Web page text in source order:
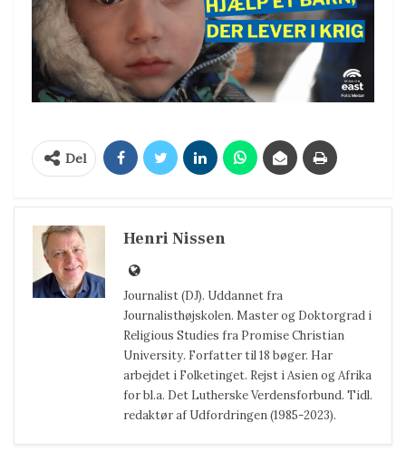
Del
Henri Nissen
Journalist (DJ). Uddannet fra
Journalisthøjskolen. Master og Doktorgrad i
Religious Studies fra Promise Christian
University. Forfatter til 18 bøger. Har
arbejdet i Folketinget. Rejst i Asien og Afrika
for bl.a. Det Lutherske Verdensforbund. Tidl.
redaktør af Udfordringen (1985-2023).